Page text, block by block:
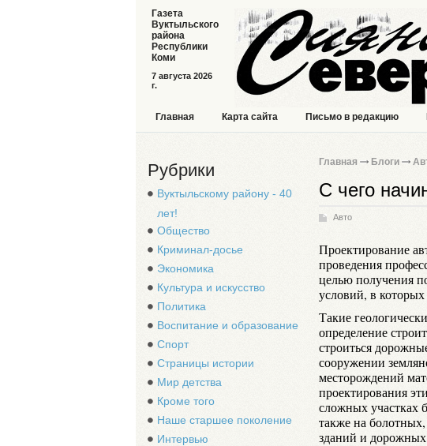
7 августа 2026
г.
Газета
Вуктыльского
района
Республики
Коми
Главная Карта сайта Письмо в редакцию
Рубрики
Вуктыльскому району - 40
лет!
Общество
Криминал-досье
Экономика
Культура и искусство
Политика
Воспитание и образование
Спорт
Страницы истории
Мир детства
Кроме того
Наше старшее поколение
Интервью
Главная Блоги
С чего
Авто
Проектирование
проведения
целью получения
условий, в которых
Такие
определение
строиться
сооружении
месторождений
проектирования
сложных участках
также на
зданий и